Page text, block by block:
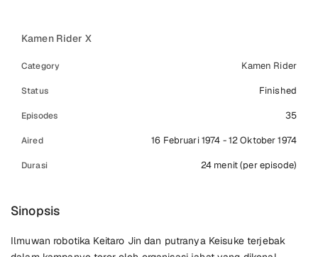
Kamen Rider X
Category Kamen Rider
Status Finished
Episodes 35
Aired 16 Februari 1974 - 12 Oktober 1974
Durasi 24 menit (per episode)
Sinopsis
Ilmuwan robotika Keitaro Jin dan putranya Keisuke terjebak